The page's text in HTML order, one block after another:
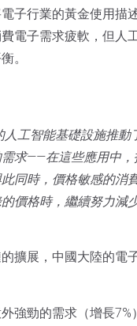
子行業的黃金使用描
電子需求疲軟，但人
。
人工智能基礎設施推動
求——在這些應用中
同時，價格敏感的消
價格時，繼續努力減
擴展，中國大陸的電
強勁的需求（增長7%